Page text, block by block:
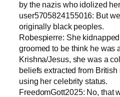
by the nazis who idolized
user5705824155016: But
originally black peoples.
Robespierre: She
groomed to be think he was
Krishna/Jesus, she was a
beliefs extracted from
using her celebrity status.
FreedomGott2025: No, that